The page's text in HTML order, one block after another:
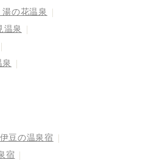
の花温泉
温泉
豆の温泉宿
宿